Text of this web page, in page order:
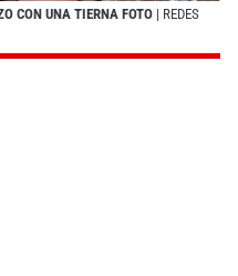
CON UNA TIERNA FOTO | REDES